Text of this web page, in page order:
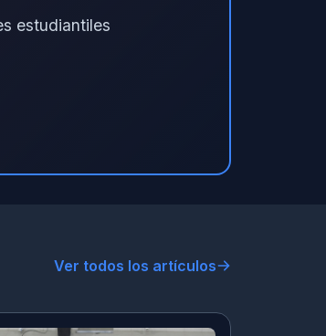
estudiantiles
Ver todos los artículos